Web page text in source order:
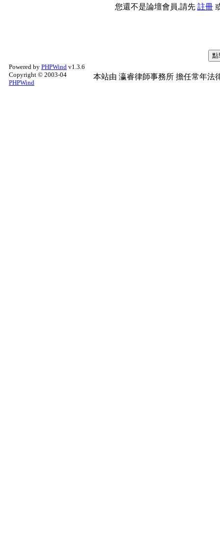
您還不是論壇會員,請先 註冊
Powered by PHPWind v1.3.6
Copyright © 2003-04
PHPWind
本站由 瀛睿律師事務所 擔任常年法